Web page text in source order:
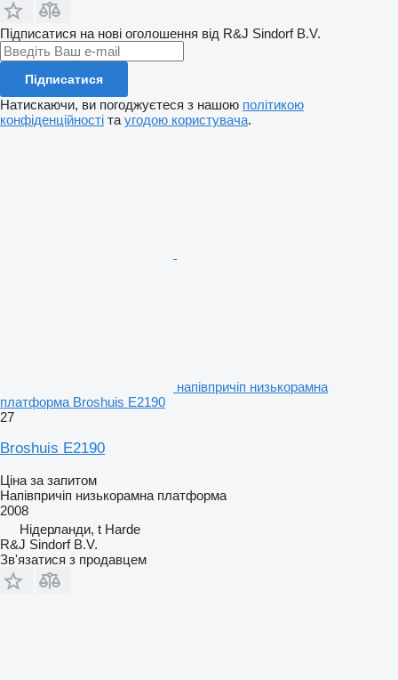
Підписатися на нові оголошення від R&J Sindorf B.V.
Підписатися
Натискаючи, ви погоджуєтеся з нашою політикою
конфіденційності та угодою користувача.
напівпричіп низькорамна
платформа Broshuis E2190
27
Broshuis E2190
Ціна за запитом
Напівпричіп низькорамна платформа
2008
Нідерланди, t Harde
R&J Sindorf B.V.
Зв'язатися з продавцем